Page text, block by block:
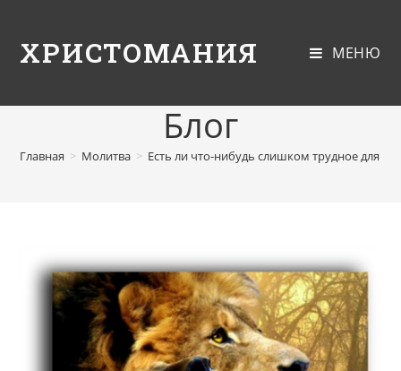
ХРИСТОМАНИЯ МЕНЮ
Блог
Главная > Молитва > Есть ли что-нибудь слишком трудное для